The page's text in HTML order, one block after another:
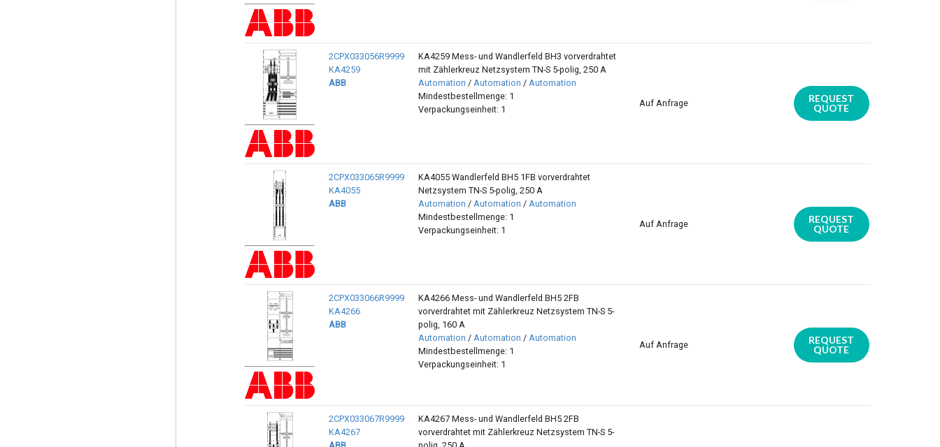
2CPX033056R9999
KA4259
ABB
KA4259 Mess- und Wandlerfeld BH3 vorverdrahtet
mit Zählerkreuz Netzsystem TN-S 5-polig, 250 A
Automation / Automation / Automation
Mindestbestellmenge: 1
Verpackungseinheit: 1
Auf Anfrage
REQUEST
QUOTE
2CPX033065R9999
KA4055
ABB
KA4055 Wandlerfeld BH5 1FB vorverdrahtet
Netzsystem TN-S 5-polig, 250 A
Automation / Automation / Automation
Mindestbestellmenge: 1
Verpackungseinheit: 1
Auf Anfrage
REQUEST
QUOTE
2CPX033066R9999
KA4266
ABB
KA4266 Mess- und Wandlerfeld BH5 2FB
vorverdrahtet mit Zählerkreuz Netzsystem TN-S 5-
polig, 160 A
Automation / Automation / Automation
Mindestbestellmenge: 1
Verpackungseinheit: 1
Auf Anfrage
REQUEST
QUOTE
2CPX033067R9999
KA4267
KA4267 Mess- und Wandlerfeld BH5 2FB
vorverdrahtet mit Zählerkreuz Netzsystem TN-S 5-